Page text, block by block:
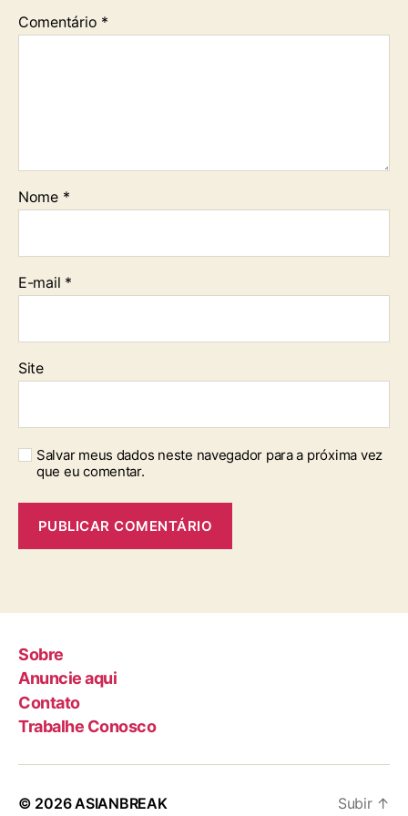
Comentário *
Nome *
E-mail *
Site
Salvar meus dados neste navegador para a próxima vez
que eu comentar.
Sobre
Anuncie aqui
Contato
Trabalhe Conosco
© 2026ASIANBREAK Subir ↑